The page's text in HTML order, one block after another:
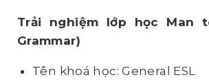
Trải nghiệm lớp học Man
Grammar)
Tên khoá học: General ESL